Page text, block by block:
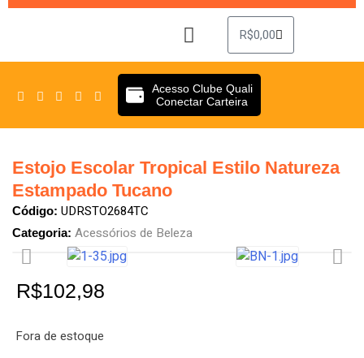
R$0,00
Acesso Clube Quali
Conectar Carteira
Estojo Escolar Tropical Estilo Natureza
Estampado Tucano
Código: UDRSTO2684TC
Categoria: Acessórios de Beleza
R$102,98
Fora de estoque